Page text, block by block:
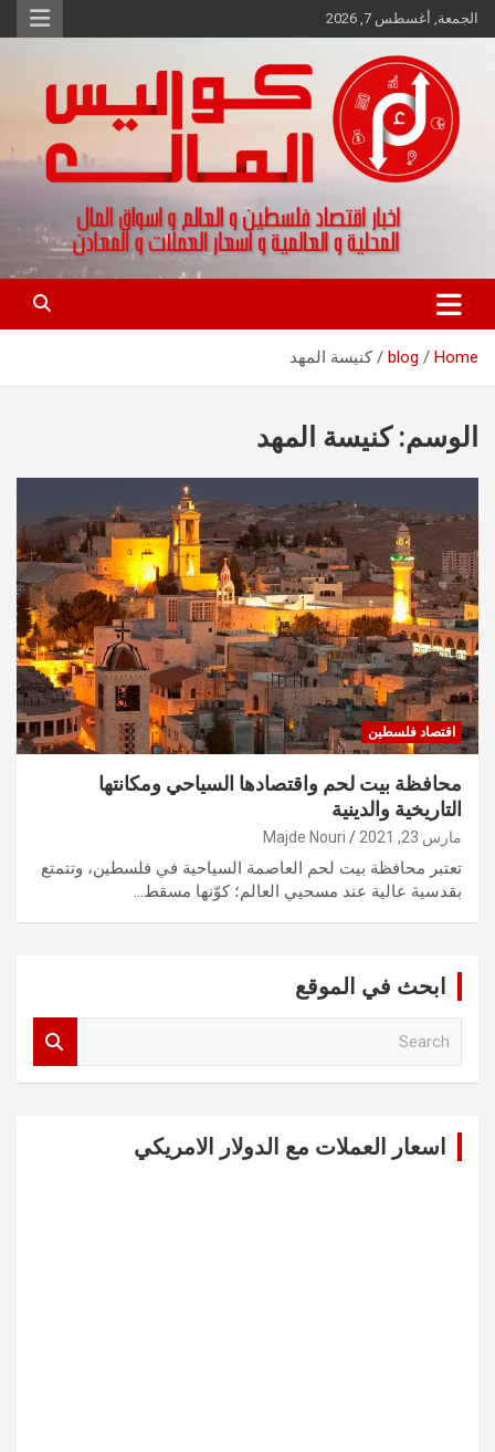
Skip
to
الجمعة, أغسطس 7, 2026
كواليس المال
اخبار اقتصاد فلسطين و العالم و تقارير اسواق المال و العملات
Home
blog كنيسة المهد
الوسم:كنيسة المهد
اقتصاد فلسطين
محافظة بيت لحم واقتصادها السياحي ومكانتها
التاريخية والدينية
مارس 23, 2021 Majde Nouri
تعتبر محافظة بيت لحم العاصمة السياحية في فلسطين، وتتمتع
بقدسية عالية عند مسحيي العالم؛ كوّنها مسقط…
ابحث في الموقع
اسعار العملات مع الدولار الامريكي